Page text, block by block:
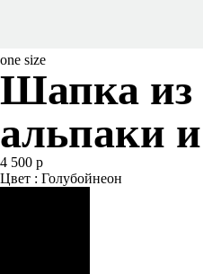
one size
Шапка из
альпаки
4 500 р
Цвет : Голубойнеон